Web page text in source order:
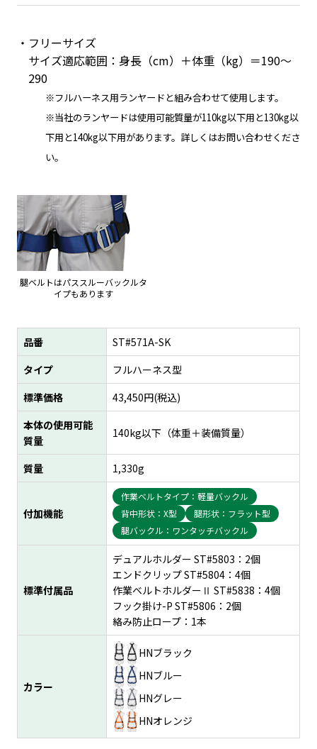
フリーサイズ
サイズ適応範囲：身長（cm）＋体重（kg）＝190～
290
※フルハーネス用ランヤードと組み合わせて使用します。
※当社のランヤードは使用可能質量が110kg以下用と130kg以
下用と140kg以下用があります。詳しくはお問い合わせくださ
い。
腿ベルトはパススルーバックルタ
イプもあります
品番
ST#571A-SK
タイプ
フルハーネス型
標準価格
43,450円(税込)
本体の使用可能
質量
140kg以下（体重＋装備質量）
質量 1,330g
付加機能
作業ベルトタイプ：軽量バックル
背中形状：X型
腿形状：フラット型
腿バックル：ワンタッチバックル
標準付属品
デュアルホルダー ST#5803：2個
エンドクリップ ST#5804：4個
作業ベルトホルダーⅡ ST#5838：4個
フック掛け-P ST#5806：2個
絡み防止ロープ：1本
カラー
HNブラック
HNブルー
HNグレー
HNオレンジ